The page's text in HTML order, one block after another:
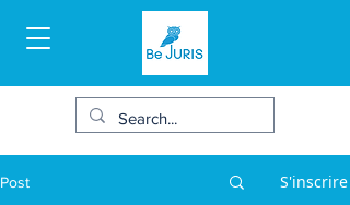
Post S'inscrire